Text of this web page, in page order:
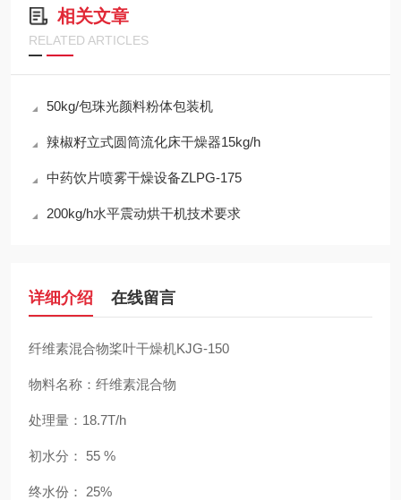
相关文章
RELATED ARTICLES
50kg/包珠光颜料粉体包装机
辣椒籽立式圆筒流化床干燥器15kg/h
中药饮片喷雾干燥设备ZLPG-175
200kg/h水平震动烘干机技术要求
详细介绍 在线留言
纤维素混合物桨叶干燥机KJG-150
物料名称：纤维素混合物
处理量：18.7T/h
初水分： 55 %
终水份： 25%